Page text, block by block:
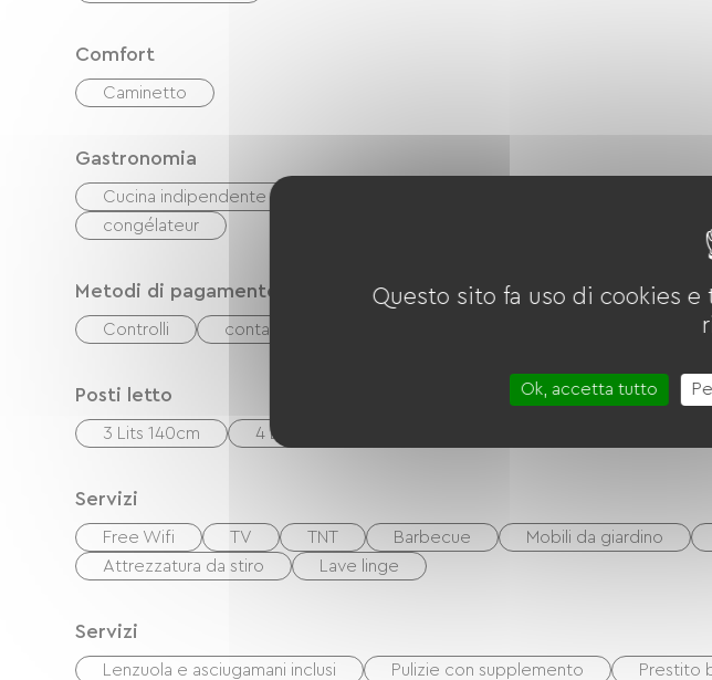
Comfort
Caminetto
Gastronomia
Cucina indipendente
congélateur
Metodi di pagamento
Controlli contanti
Posti letto
3 Lits 140cm 4 Lits 90cm
Servizi
Free Wifi TV TNT Barbecue Mobili da giardino
Attrezzatura da stiro
Lave linge
Servizi
Lenzuola e asciugamani inclusi Pulizie con supplemento Prestito
Questo sito fa uso di cookies
Ok, accetta tutto